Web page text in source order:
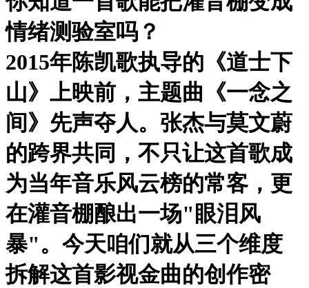
情绪测验室吗？
2015年陈凯歌执导的《道士下
山》上映前，主题曲《一念之
间》先声夺人。张杰与莫文蔚
的跨界共同，不只让这首歌成
为当年音乐风云榜的常客，更
在灌音棚酿出一场"眼泪风
暴"。今天咱们就从三个维度
拆解这首影视金曲的创作密